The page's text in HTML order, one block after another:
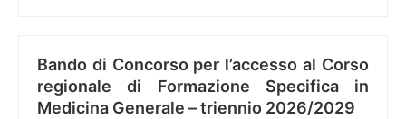
Bando di Concorso per l’accesso al Corso
regionale di Formazione Specifica in
Medicina Generale – triennio 2026/2029